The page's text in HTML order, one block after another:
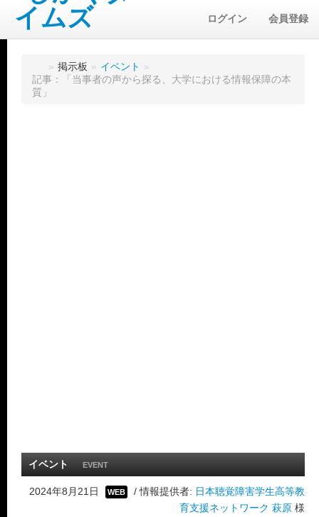
ログイン 会員登録
» 掲示板 » イベント »
記事：「当事者の声から探る、大学における情報保障の本
質」
イベント EVENT
2024年8月21日 WEB / 情報提供者: 日本聴覚障害学生高等教
育支援ネットワーク 萩原 様